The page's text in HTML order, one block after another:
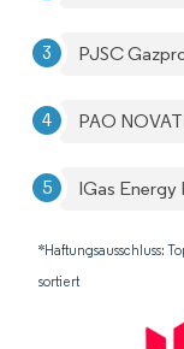
PJSC
PAO
IGas Energy
*Haftungsausschluss:
sortiert